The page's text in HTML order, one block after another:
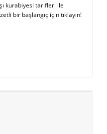
kurabiyesi tarifleri ile
bir başlangıç için tıklayın!